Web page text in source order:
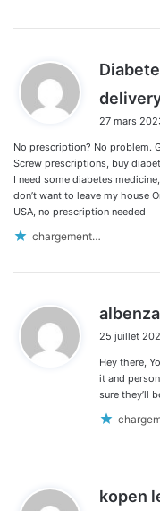
27 mars
No prescription? No problem.
Screw prescriptions, buy
I need some diabetes
don’t want to leave my house
USA, no prescription needed
chargement…
25 juillet
Hey there,
it and
sure they’ll
kopen